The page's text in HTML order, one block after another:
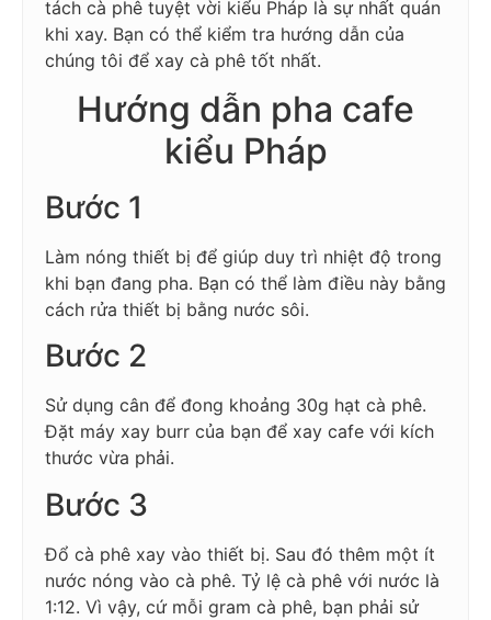
tách cà phê tuyệt vời kiểu Pháp là sự nhất quán
khi xay. Bạn có thể kiểm tra hướng dẫn của
chúng tôi để xay cà phê tốt nhất.
Hướng dẫn pha cafe
kiểu Pháp
Bước 1
Làm nóng thiết bị để giúp duy trì nhiệt độ trong
khi bạn đang pha. Bạn có thể làm điều này bằng
cách rửa thiết bị bằng nước sôi.
Bước 2
Sử dụng cân để đong khoảng 30g hạt cà phê.
Đặt máy xay burr của bạn để xay cafe với kích
thước vừa phải.
Bước 3
Đổ cà phê xay vào thiết bị. Sau đó thêm một ít
nước nóng vào cà phê. Tỷ lệ cà phê với nước là
1:12. Vì vậy, cứ mỗi gram cà phê, bạn phải sử